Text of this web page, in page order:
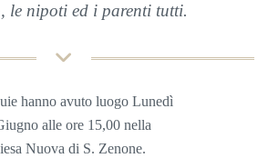
le nipoti ed i parenti tutti.
hanno avuto luogo Lunedì
alle ore 15,00 nella
Nuova di S. Zenone.